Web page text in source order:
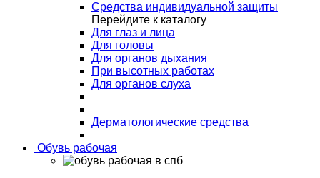
Средства индивидуальной защиты
Перейдите к каталогу
Для глаз и лица
Для головы
Для органов дыхания
При высотных работах
Для органов слуха
Дерматологические средства
Обувь рабочая